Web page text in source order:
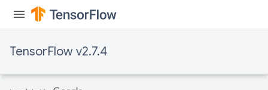
TensorFlow v2.7.4